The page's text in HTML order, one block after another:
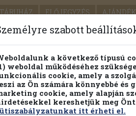
ELŐJEGYZÉS
PILLANATNYI ÁRAINK
Részletes kereső
szabott
a következő típusú
weboldal működéséhez
cookie, amely a
az Ön számára könnyebbé és
cookie, amely alapján
kereshetjük meg
itt érheti el.